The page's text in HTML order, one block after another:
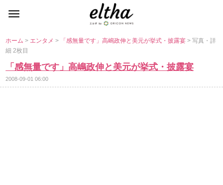
ホーム> エンタメ> 「感無量です」高嶋政伸と美元が挙式・披露宴> 写真・詳
細 2枚目
「感無量です」高嶋政伸と美元が挙式・披露宴
2008-09-01 06:00